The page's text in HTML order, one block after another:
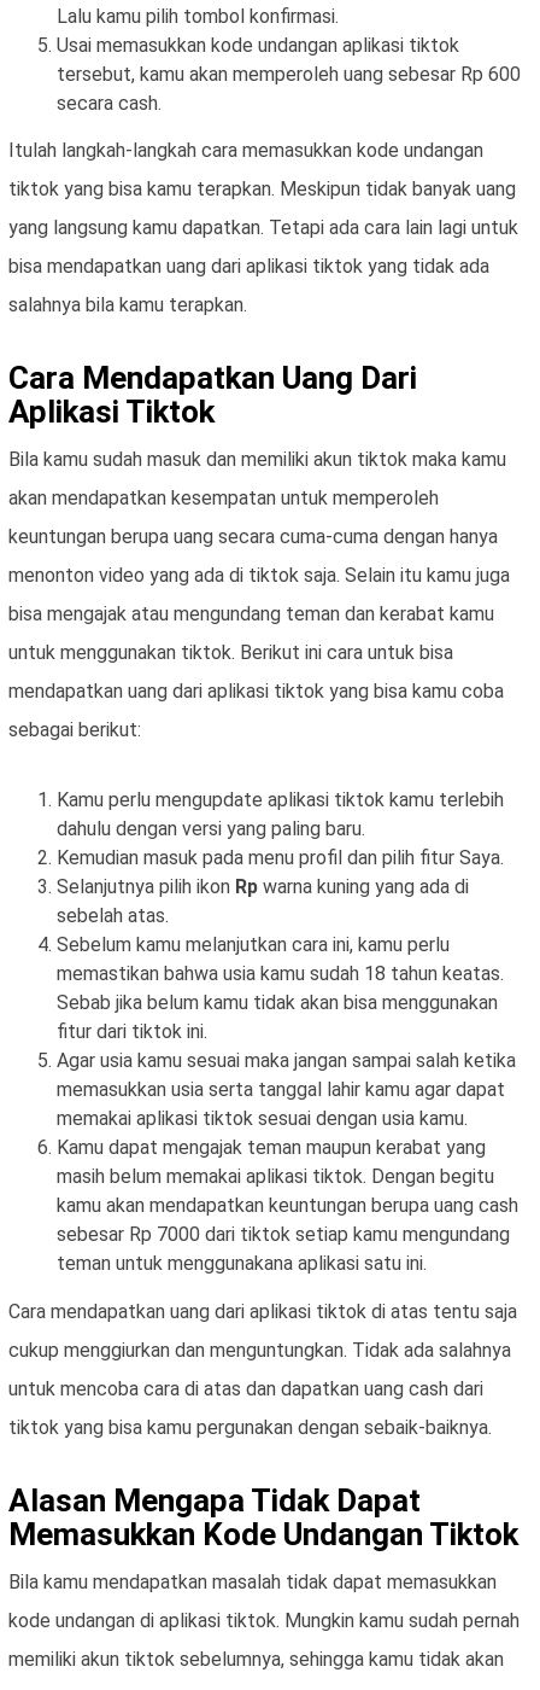
Lalu kamu pilih tombol konfirmasi.
Usai memasukkan kode undangan aplikasi tiktok
tersebut, kamu akan memperoleh uang sebesar Rp 600
secara cash.
Itulah langkah-langkah cara memasukkan kode undangan
tiktok yang bisa kamu terapkan. Meskipun tidak banyak uang
yang langsung kamu dapatkan. Tetapi ada cara lain lagi untuk
bisa mendapatkan uang dari aplikasi tiktok yang tidak ada
salahnya bila kamu terapkan.
Cara Mendapatkan Uang Dari
Aplikasi Tiktok
Bila kamu sudah masuk dan memiliki akun tiktok maka kamu
akan mendapatkan kesempatan untuk memperoleh
keuntungan berupa uang secara cuma-cuma dengan hanya
menonton video yang ada di tiktok saja. Selain itu kamu juga
bisa mengajak atau mengundang teman dan kerabat kamu
untuk menggunakan tiktok. Berikut ini cara untuk bisa
mendapatkan uang dari aplikasi tiktok yang bisa kamu coba
sebagai berikut:
Kamu perlu mengupdate aplikasi tiktok kamu terlebih
dahulu dengan versi yang paling baru.
Kemudian masuk pada menu profil dan pilih fitur Saya.
Selanjutnya pilih ikon Rp warna kuning yang ada di
sebelah atas.
Sebelum kamu melanjutkan cara ini, kamu perlu
memastikan bahwa usia kamu sudah 18 tahun keatas.
Sebab jika belum kamu tidak akan bisa menggunakan
fitur dari tiktok ini.
Agar usia kamu sesuai maka jangan sampai salah ketika
memasukkan usia serta tanggal lahir kamu agar dapat
memakai aplikasi tiktok sesuai dengan usia kamu.
Kamu dapat mengajak teman maupun kerabat yang
masih belum memakai aplikasi tiktok. Dengan begitu
kamu akan mendapatkan keuntungan berupa uang cash
sebesar Rp 7000 dari tiktok setiap kamu mengundang
teman untuk menggunakana aplikasi satu ini.
Cara mendapatkan uang dari aplikasi tiktok di atas tentu saja
cukup menggiurkan dan menguntungkan. Tidak ada salahnya
untuk mencoba cara di atas dan dapatkan uang cash dari
tiktok yang bisa kamu pergunakan dengan sebaik-baiknya.
Alasan Mengapa Tidak Dapat
Memasukkan Kode Undangan Tiktok
Bila kamu mendapatkan masalah tidak dapat memasukkan
kode undangan di aplikasi tiktok. Mungkin kamu sudah pernah
memiliki akun tiktok sebelumnya, sehingga kamu tidak akan